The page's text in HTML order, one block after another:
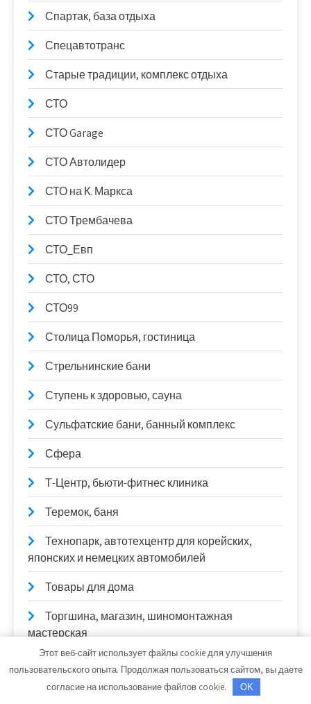
Спартак, база отдыха
Спецавтотранс
Старые традиции, комплекс отдыха
СТО
СТО Garage
СТО Автолидер
СТО на К. Маркса
СТО Трембачева
СТО_Евп
СТО, СТО
СТО99
Столица Поморья, гостиница
Стрельнинские бани
Ступень к здоровью, сауна
Сульфатские бани, банный комплекс
Сфера
Т-Центр, бьюти-фитнес клиника
Теремок, баня
Технопарк, автотехцентр для корейских,
японских и немецких автомобилей
Товары для дома
Торгшина, магазин, шиномонтажная
мастерская
Трактор, гостевой дом
Этот веб-сайт использует файлы cookie для улучшения
пользовательского опыта. Продолжая пользоваться сайтом, вы даете
согласие на использование файлов cookie.
OK